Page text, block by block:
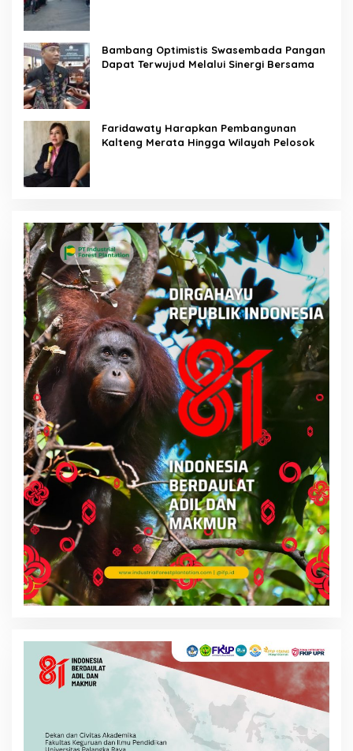
Bambang Optimistis Swasembada Pangan
Dapat Terwujud Melalui Sinergi Bersama
Faridawaty Harapkan Pembangunan
Kalteng Merata Hingga Wilayah Pelosok